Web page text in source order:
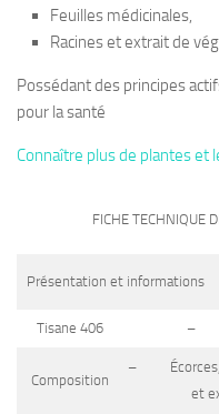
Feuilles médicinales,
Racines et extrait de
Possédant des principes
pour la santé
Connaître plus de plantes et
FICHE TECHNIQUE
Présentation et informations
Tisane 406 –
Composition
– Écorces,
et